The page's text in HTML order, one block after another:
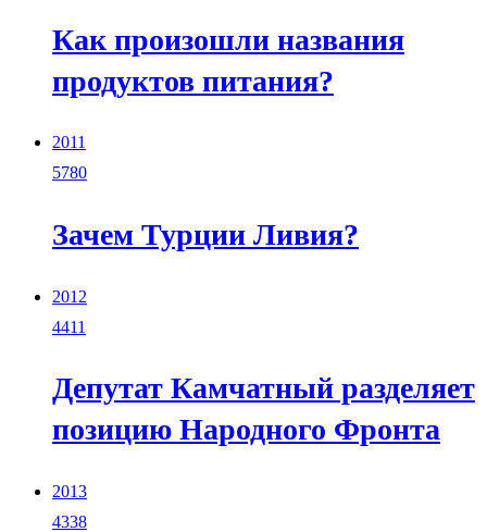
Как произошли названия
продуктов питания?
2011
5780
Зачем Турции Ливия?
2012
4411
Депутат Камчатный разделяет
позицию Народного Фронта
2013
4338